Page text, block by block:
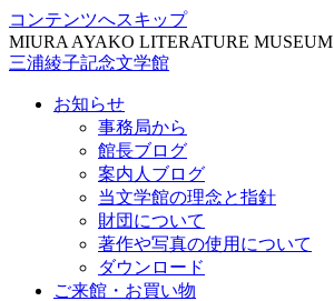
コンテンツへスキップ
MIURA AYAKO LITERATURE MUSEUM
三浦綾子記念文学館
お知らせ
事務局から
館長ブログ
案内人ブログ
当文学館の理念と指針
財団について
著作や写真の使用について
ダウンロード
ご来館・お買い物